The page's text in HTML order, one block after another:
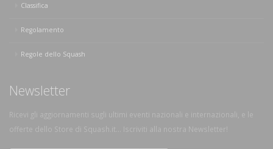
Classifica
Regolamento
Regole dello Squash
Newsletter
Ricevi gli aggiornamenti sugli ultimi eventi nazionali e internazionali, e le
offerte dello Store di Squash.it... Iscriviti alla nostra Newsletter!